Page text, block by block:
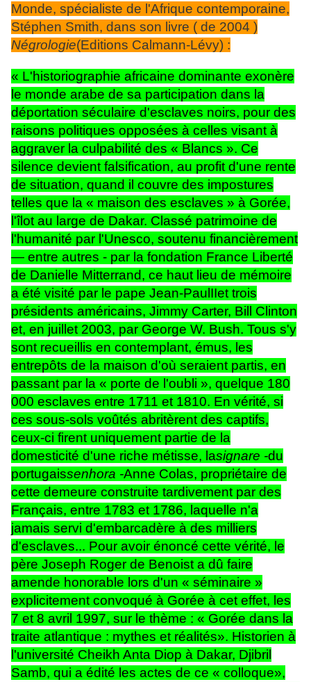
Monde, spécialiste de l'Afrique contemporaine,
Stéphen Smith, dans son livre ( de 2004 )
Négrologie(Editions Calmann-Lévy) :
« L'historiographie africaine dominante exonère
le monde arabe de sa participation dans la
déportation séculaire d'esclaves noirs, pour des
raisons politiques opposées à celles visant à
aggraver la culpabilité des « Blancs ». Ce
silence devient falsification, au profit d'une rente
de situation, quand il couvre des impostures
telles que la « maison des esclaves » à Gorée,
l'îlot au large de Dakar. Classé patrimoine de
l'humanité par l'Unesco, soutenu financièrement
— entre autres - par la fondation France Liberté
de Danielle Mitterrand, ce haut lieu de mémoire
a été visité par le pape Jean-Paul IIet trois
présidents américains, Jimmy Carter, Bill Clinton
et, en juillet 2003, par George W. Bush. Tous s'y
sont recueillis en contemplant, émus, les
entrepôts de la maison d'où seraient partis, en
passant par la « porte de l'oubli », quelque 180
000 esclaves entre 1711 et 1810. En vérité, si
ces sous-sols voûtés abritèrent des captifs,
ceux-ci firent uniquement partie de la
domesticité d'une riche métisse, lasignare -du
portugaissenhora -Anne Colas, propriétaire de
cette demeure construite tardivement par des
Français, entre 1783 et 1786, laquelle n'a
jamais servi d'embarcadère à des milliers
d'esclaves... Pour avoir énoncé cette vérité, le
père Joseph Roger de Benoist a dû faire
amende honorable lors d'un « séminaire »
explicitement convoqué à Gorée à cet effet, les
7 et 8 avril 1997, sur le thème : « Gorée dans la
traite atlantique : mythes et réalités». Historien à
l'université Cheikh Anta Diop à Dakar, Djibril
Samb, qui a édité les actes de ce « colloque»,